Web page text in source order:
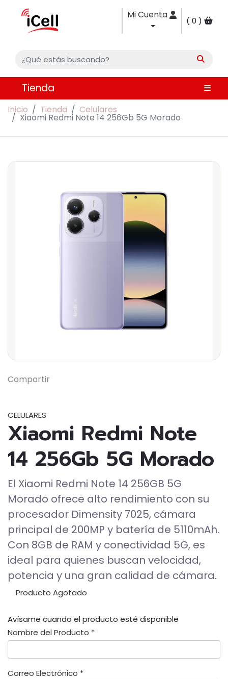
Mi Cuenta
0
Tienda
Inicio Tienda Celulares
Xiaomi Redmi Note 14 256Gb 5G Morado
Compartir
CELULARES
Xiaomi Redmi Note
14 256Gb 5G Morado
El Xiaomi Redmi Note 14 256GB 5G
Morado ofrece alto rendimiento con su
procesador Dimensity 7025, cámara
principal de 200MP y batería de 5110mAh.
Con 8GB de RAM y conectividad 5G, es
ideal para quienes buscan velocidad,
potencia y una gran calidad de cámara.
Producto Agotado
Avísame cuando el producto esté disponible
Nombre del Producto *
Correo Electrónico *